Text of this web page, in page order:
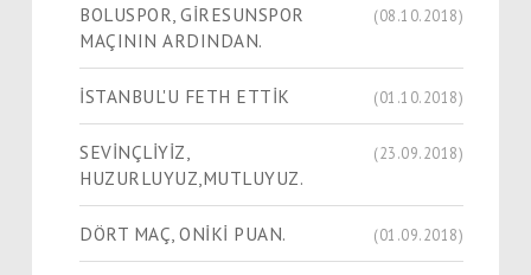
BOLUSPOR, GİRESUNSPOR
MAÇININ ARDINDAN.
(08.10.2018)
İSTANBUL'U FETH ETTİK (01.10.2018)
SEVİNÇLİYİZ,
HUZURLUYUZ,MUTLUYUZ.
(23.09.2018)
DÖRT MAÇ, ONİKİ PUAN. (01.09.2018)